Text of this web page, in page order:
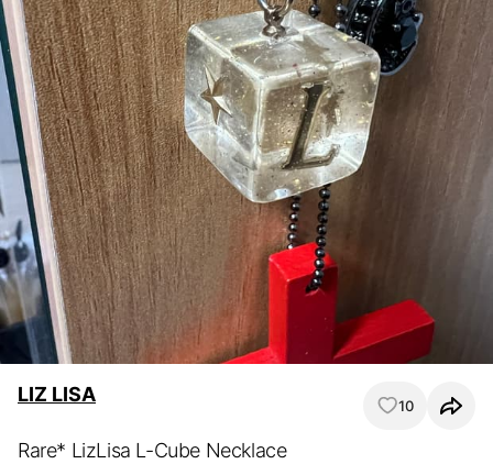
LIZ LISA 10
Rare* LizLisa L-Cube Necklace